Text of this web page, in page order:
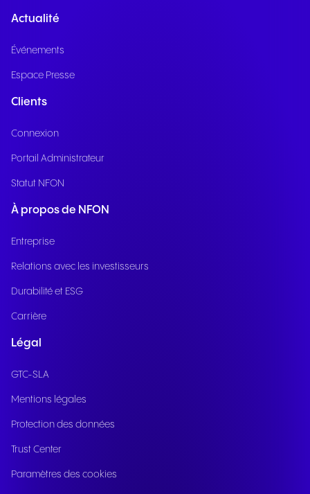
Actualité
Événements
Espace Presse
Clients
Connexion
Portail Administrateur
Statut NFON
À propos de NFON
Entreprise
Relations avec les investisseurs
Durabilité et ESG
Carrière
Légal
GTC-SLA
Mentions légales
Protection des données
Trust Center
Paramètres des cookies